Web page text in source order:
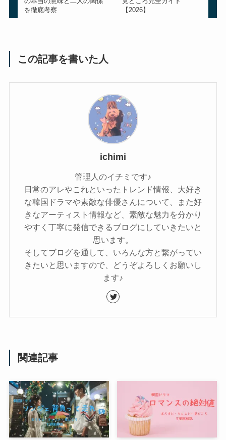
を徹底考察
【2026】
この記事を書いた人
ichimi
管理人のイチミです♪
日常のアレやこれといったトレンド情報、大好き
な韓国ドラマや素敵な俳優さんについて、また好
きなアーティスト情報など、素敵な魅力を分かり
やすく丁寧に発信できるブログにしていきたいと
思います。
そしてブログを通して、いろんな方と繋がってい
きたいと思いますので、どうぞよろしくお願いし
ます♪
関連記事